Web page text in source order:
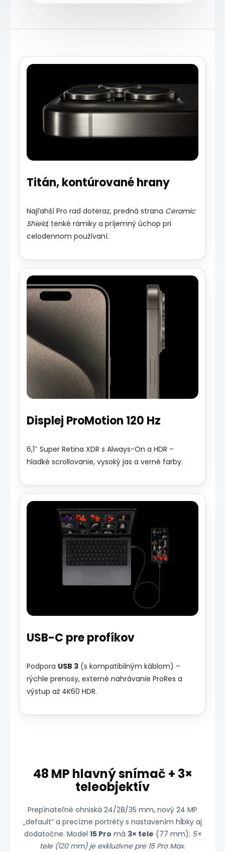
Titán, kontúrované hrany
Najľahší Pro rad doteraz, predná strana Ceramic
Shield, tenké rámiky a príjemný úchop pri
celodennom používaní.
Displej ProMotion 120 Hz
6,1″ Super Retina XDR s Always-On a HDR –
hladké scrollovanie, vysoký jas a verné farby.
USB-C pre profíkov
Podpora USB 3(s kompatibilným káblom) –
rýchle prenosy, externé nahrávanie ProRes a
výstup až 4K60 HDR.
48 MP hlavný snímač + 3×
teleobjektív
Prepínateľné ohniská 24/28/35 mm, nový 24 MP
„default“ a precízne portréty s nastavením hĺbky aj
dodatočne. Model 15 Pro má 3× tele (77 mm); 5×
tele (120 mm) je exkluzívne pre 15 Pro Max.